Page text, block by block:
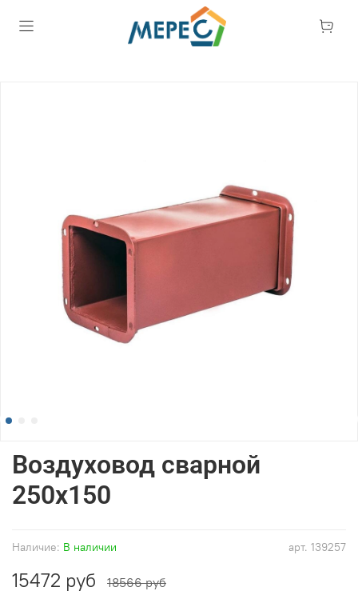
арт. 139257
Наличие: В наличии
Воздуховод сварной
250x150
15472 руб 18566 руб